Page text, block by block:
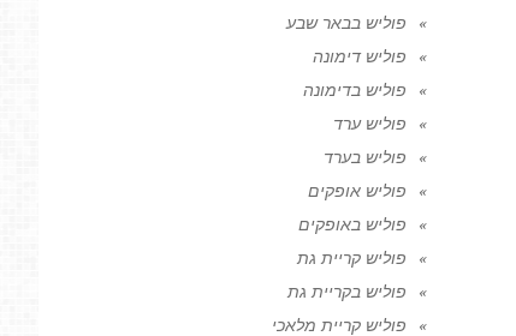
פוליש בבאר שבע
פוליש דימונה
פוליש בדימונה
פוליש ערד
פוליש בערד
פוליש אופקים
פוליש באופקים
פוליש קריית גת
פוליש בקריית גת
פוליש קריית מלאכי